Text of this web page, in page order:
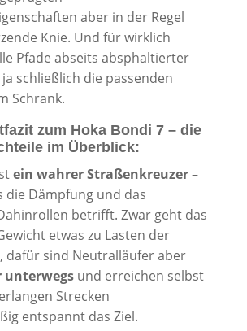
aber in der Regel
Knie. Und für wirklich
Pfade abseits absphaltierter
schließlich die passenden
Schrank.
zum Hoka Bondi 7 – die
im Überblick:
ein wahrer Straßenkreuzer–
die Dämpfung und das
betrifft. Zwar geht das
etwas zu Lasten der
dafür sind Neutralläufer aber
unterwegsund erreichen selbst
Strecken
entspannt das Ziel.